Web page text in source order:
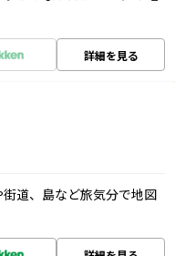
詳細を見る
道、島など旅気分で地図